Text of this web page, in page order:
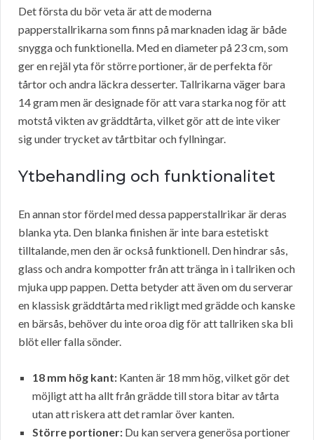
Det första du bör veta är att de moderna
papperstallrikarna som finns på marknaden idag är både
snygga och funktionella. Med en diameter på 23 cm, som
ger en rejäl yta för större portioner, är de perfekta för
tårtor och andra läckra desserter. Tallrikarna väger bara
14 gram men är designade för att vara starka nog för att
motstå vikten av gräddtårta, vilket gör att de inte viker
sig under trycket av tårtbitar och fyllningar.
Ytbehandling och funktionalitet
En annan stor fördel med dessa papperstallrikar är deras
blanka yta. Den blanka finishen är inte bara estetiskt
tilltalande, men den är också funktionell. Den hindrar sås,
glass och andra kompotter från att tränga in i tallriken och
mjuka upp pappen. Detta betyder att även om du serverar
en klassisk gräddtårta med rikligt med grädde och kanske
en bärsås, behöver du inte oroa dig för att tallriken ska bli
blöt eller falla sönder.
18 mm hög kant: Kanten är 18 mm hög, vilket gör det
möjligt att ha allt från grädde till stora bitar av tårta
utan att riskera att det ramlar över kanten.
Större portioner: Du kan servera generösa portioner